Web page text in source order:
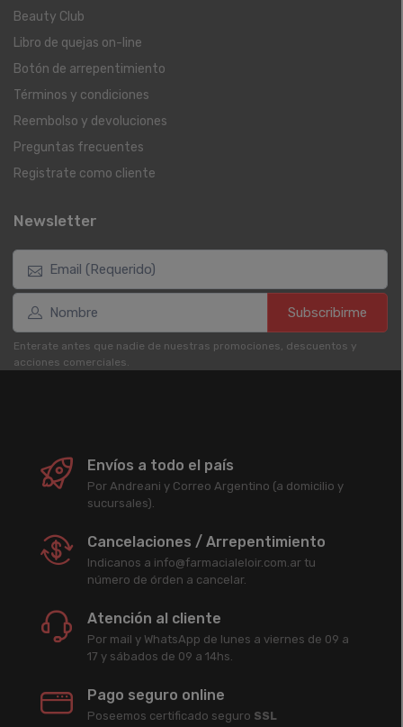
Beauty Club
Libro de quejas on-line
Botón de arrepentimiento
Términos y condiciones
Reembolso y devoluciones
Preguntas frecuentes
Registrate como cliente
Newsletter
Subscribirme
Enterate antes que nadie de nuestras promociones, descuentos y
acciones comerciales.
Envíos a todo el país
Por Andreani y Correo Argentino (a domicilio y
sucursales).
Cancelaciones / Arrepentimiento
Indicanos a info@farmacialeloir.com.ar tu
número de órden a cancelar.
Atención al cliente
Por mail y WhatsApp de lunes a viernes de 09 a
17 y sábados de 09 a 14hs.
Pago seguro online
Poseemos certificado seguro SSL